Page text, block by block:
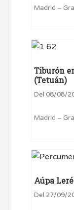
Madrid –
Tiburón
(Tetuán)
Del 08/08/
Madrid –
Aúpa
Del 27/09/